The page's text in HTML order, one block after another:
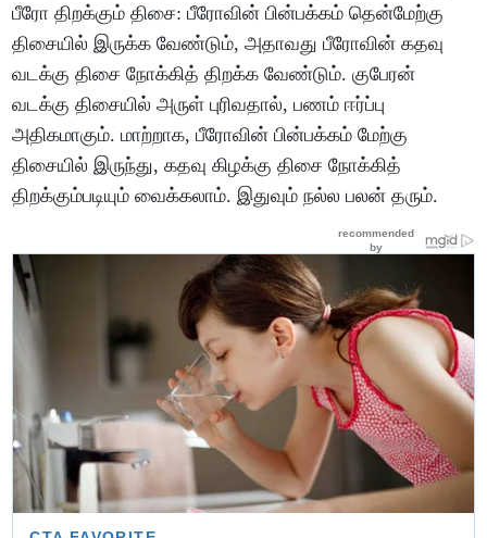
பீரோ திறக்கும் திசை: பீரோவின் பின்பக்கம் தென்மேற்கு
திசையில் இருக்க வேண்டும், அதாவது பீரோவின் கதவு
வடக்கு திசை நோக்கித் திறக்க வேண்டும். குபேரன்
வடக்கு திசையில் அருள் புரிவதால், பணம் ஈர்ப்பு
அதிகமாகும். மாற்றாக, பீரோவின் பின்பக்கம் மேற்கு
திசையில் இருந்து, கதவு கிழக்கு திசை நோக்கித்
திறக்கும்படியும் வைக்கலாம். இதுவும் நல்ல பலன் தரும்.